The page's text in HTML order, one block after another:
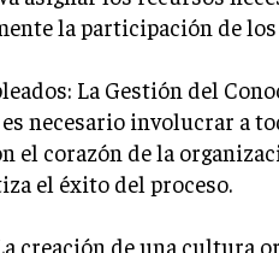
la participación de
La Gestión del
necesario involucrar a
el corazón de la
el éxito del proceso.
creación de una cultura